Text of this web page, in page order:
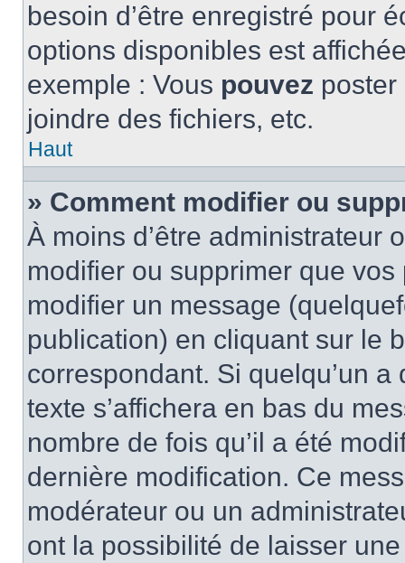
besoin d’être enregistré pour
options disponibles est
exemple : Vous pouvez
joindre des fichiers, etc.
Haut
» Comment modifier ou
À moins d’être administrateur
modifier ou supprimer que
modifier un message
publication) en cliquant sur le
correspondant. Si quelqu’un
texte s’affichera en bas du
nombre de fois qu’il a été
dernière modification. Ce
modérateur ou un
ont la possibilité de laisser